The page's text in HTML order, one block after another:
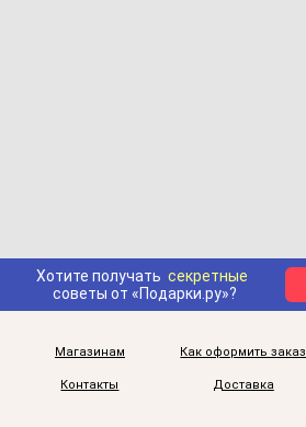
Хотите получать секретные
советы от «Подарки.ру»?
Магазинам Как оформить заказ
Контакты Доставка